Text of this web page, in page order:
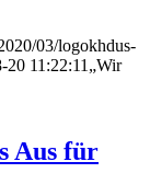
03/logokhdus-
20 11:22:11 „Wir
Aus für